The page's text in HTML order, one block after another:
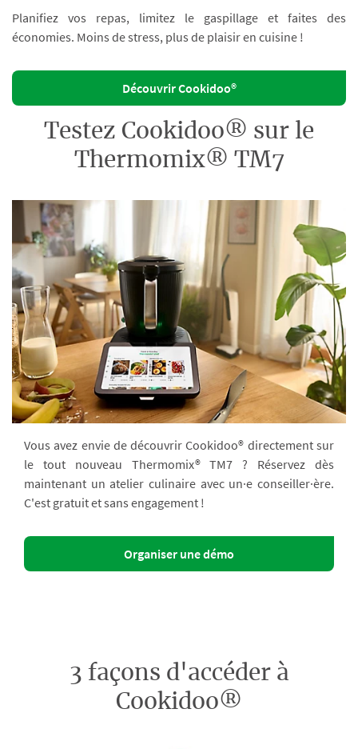
Planifiez vos repas, limitez le gaspillage et faites des
économies. Moins de stress, plus de plaisir en cuisine !
Découvrir Cookidoo®
Testez Cookidoo® sur le
Thermomix® TM7
Vous avez envie de découvrir Cookidoo® directement sur
le tout nouveau Thermomix® TM7 ? Réservez dès
maintenant un atelier culinaire avec un·e conseiller·ère.
C'est gratuit et sans engagement !
Organiser une démo
3 façons d'accéder à
Cookidoo®